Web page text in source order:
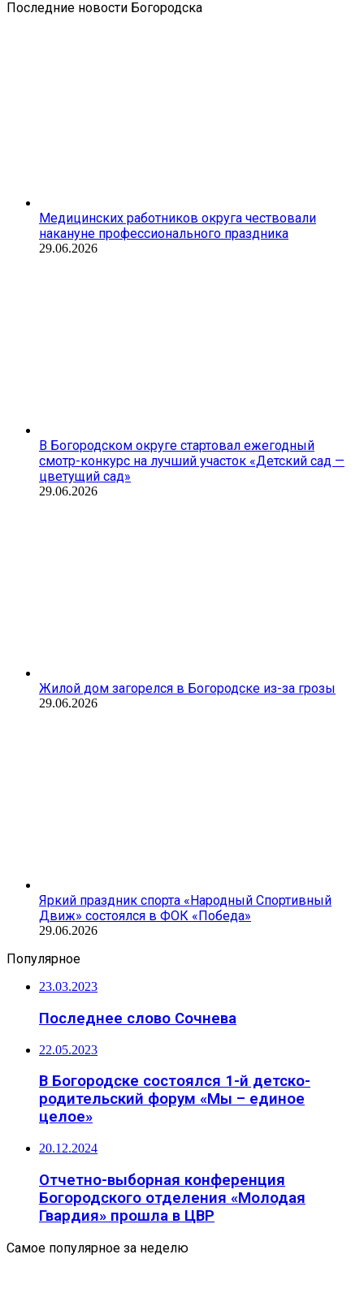
Последние новости Богородска
Медицинских работников округа чествовали
накануне профессионального праздника
29.06.2026
В Богородском округе стартовал ежегодный
смотр-конкурс на лучший участок «Детский сад —
цветущий сад»
29.06.2026
Жилой дом загорелся в Богородске из-за грозы
29.06.2026
Яркий праздник спорта «Народный Спортивный
Движ» состоялся в ФОК «Победа»
29.06.2026
Популярное
23.03.2023
Последнее слово Сочнева
22.05.2023
В Богородске состоялся 1-й детско-
родительский форум «Мы – единое
целое»
20.12.2024
Отчетно-выборная конференция
Богородского отделения «Молодая
Гвардия» прошла в ЦВР
Самое популярное за неделю